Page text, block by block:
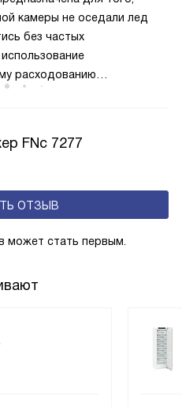
тем качественнее
затрачивается
камеры не оседали лед
без частых
расходованию
FNc 7277
ОТЗЫВ
может стать первым.